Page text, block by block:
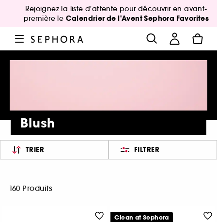
Rejoignez la liste d'attente pour découvrir en avant-
première le Calendrier de l'Avent Sephora Favorites
Blush
TRIER FILTRER
160 Produits
Clean at Sephora